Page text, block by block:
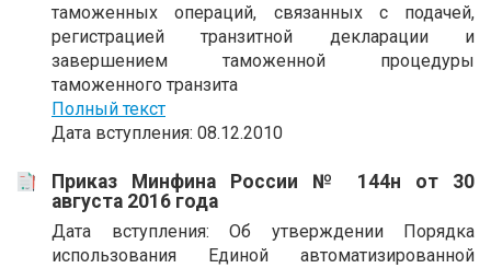
таможенных операций, связанных с подачей,
регистрацией транзитной декларации и
завершением таможенной процедуры
таможенного транзита
Полный текст
Дата вступления: 08.12.2010
Приказ Минфина России № 144н от 30
августа 2016 года
Дата вступления: Об утверждении Порядка
использования Единой автоматизированной